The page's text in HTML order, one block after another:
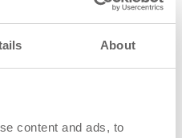
About
content and ads, to
plåt
plastlådor
av innehållet.